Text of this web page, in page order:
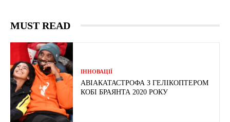
MUST READ
ІННОВАЦІЇ
АВІАКАТАСТРОФА З ГЕЛІКОПТЕРОМ
КОБІ БРАЯНТА 2020 РОКУ